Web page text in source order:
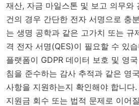
재산, 자금 마일스톤 및 보고 의무와
건의 경우 간단한 전자 서명으로 충
는 생명 공학과 같은 고가치 또는 규
격 전자 서명(QES)이 필요할 수 있
플랫폼이 GDPR 데이터 보호 및 영
침을 준수하는 감사 추적과 같은 영
사항을 지원하는지 확인해야 합니다
지원금 회수 또는 법적 문제로 이어